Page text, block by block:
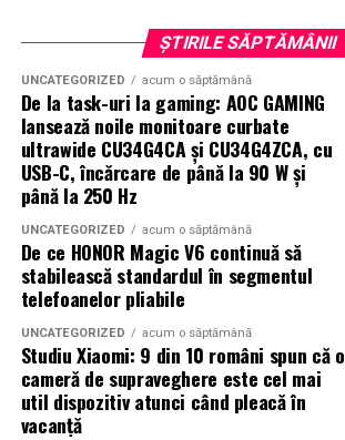
ȘTIRILE SĂPTĂMÂNII
UNCATEGORIZED acum o săptămână
De la task-uri la gaming: AOC GAMING
lansează noile monitoare curbate
ultrawide CU34G4CA și CU34G4ZCA, cu
USB-C, încărcare de până la 90 W și
până la 250 Hz
UNCATEGORIZED acum o săptămână
De ce HONOR Magic V6 continuă să
stabilească standardul în segmentul
telefoanelor pliabile
UNCATEGORIZED acum o săptămână
Studiu Xiaomi: 9 din 10 români spun că o
cameră de supraveghere este cel mai
util dispozitiv atunci când pleacă în
vacanță